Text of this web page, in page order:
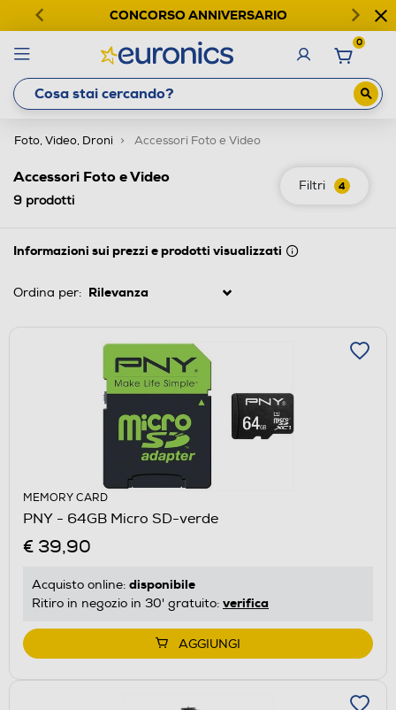
CONCORSO ANNIVERSARIO
0
Foto, Video, Droni Accessori Foto e Video
Filtri 4
Accessori Foto e Video
9 prodotti
Informazioni sui prezzi e prodotti visualizzati
Ordina per:
MEMORY CARD
PNY - 64GB Micro SD-verde
€ 39,90
Acquisto online: disponibile
Ritiro in negozio in 30' gratuito: verifica
AGGIUNGI